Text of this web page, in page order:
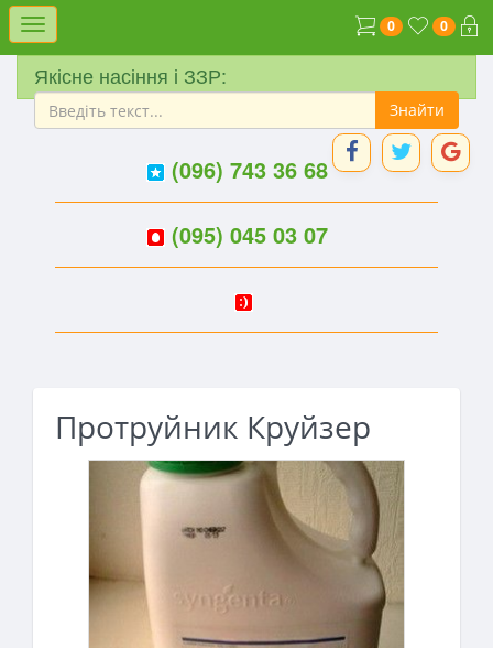
Меню 0
0
Якісне насіння і ЗЗР:
(096) 743 36 68
(095) 045 03 07
Протруйник Круйзер